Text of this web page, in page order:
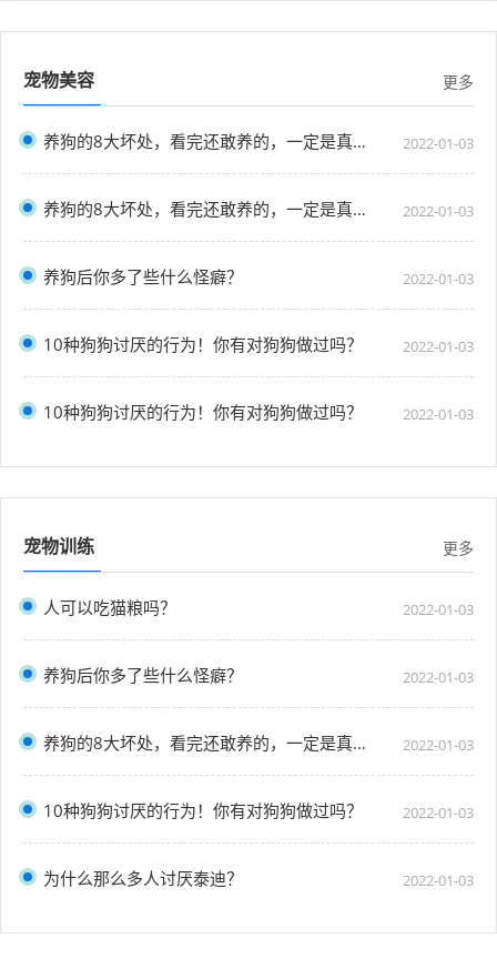
宠物美容 更多
养狗的8大坏处，看完还敢养的，一定是真爱了 2022-01-03
养狗的8大坏处，看完还敢养的，一定是真爱了 2022-01-03
养狗后你多了些什么怪癖？ 2022-01-03
10种狗狗讨厌的行为！你有对狗狗做过吗？ 2022-01-03
10种狗狗讨厌的行为！你有对狗狗做过吗？ 2022-01-03
宠物训练 更多
人可以吃猫粮吗？ 2022-01-03
养狗后你多了些什么怪癖？ 2022-01-03
养狗的8大坏处，看完还敢养的，一定是真爱了 2022-01-03
10种狗狗讨厌的行为！你有对狗狗做过吗？ 2022-01-03
为什么那么多人讨厌泰迪？ 2022-01-03